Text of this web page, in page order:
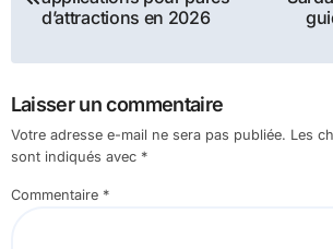
de
l’article
d’attractions en 2026
Laisser un commentaire
Votre adresse e-mail ne sera pas publiée. Les
sont indiqués avec *
Commentaire *